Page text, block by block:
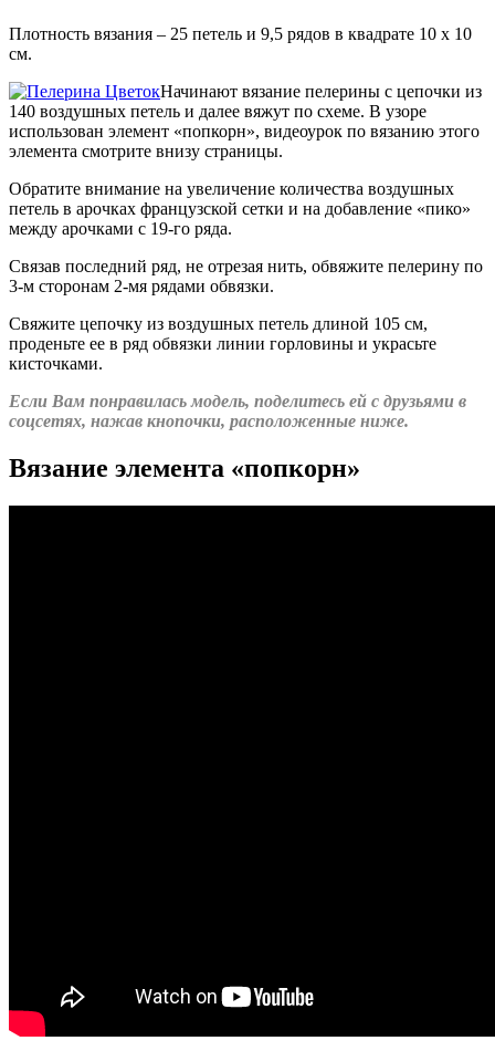
Плотность вязания – 25 петель и 9,5 рядов в квадрате 10 х 10
см.
Начинают вязание пелерины с цепочки из
140 воздушных петель и далее вяжут по схеме. В узоре
использован элемент «попкорн», видеоурок по вязанию этого
элемента смотрите внизу страницы.
Обратите внимание на увеличение количества воздушных
петель в арочках французской сетки и на добавление «пико»
между арочками с 19-го ряда.
Связав последний ряд, не отрезая нить, обвяжите пелерину по
3-м сторонам 2-мя рядами обвязки.
Свяжите цепочку из воздушных петель длиной 105 см,
проденьте ее в ряд обвязки линии горловины и украсьте
кисточками.
Если Вам понравилась модель, поделитесь ей с друзьями в
соцсетях, нажав кнопочки, расположенные ниже.
Вязание элемента «попкорн»